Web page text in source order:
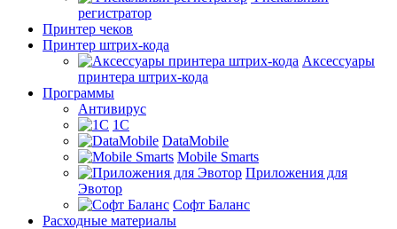
регистратор
Принтер чеков
Принтер штрих-кода
Аксессуары
принтера штрих-кода
Программы
Антивирус
1С
DataMobile
Mobile Smarts
Приложения для
Эвотор
Софт Баланс
Расходные материалы